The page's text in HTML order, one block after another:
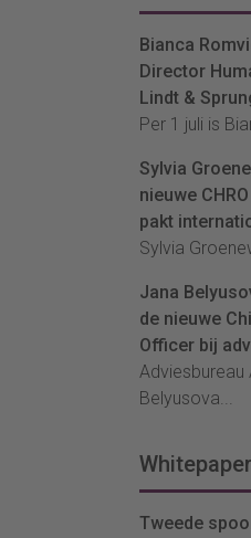
Bianca
Director
Lindt &
Per 1 juli is
Sylvia
nieuwe
pakt
Sylvia
Jana
de nieuwe
Officer bij
Belyusova...
Tweede